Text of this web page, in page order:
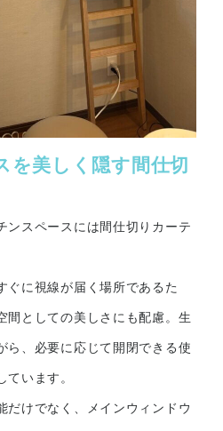
を美しく隠す間仕切
ンスペースには間仕切りカーテ
ぐに視線が届く場所であるた
間としての美しさにも配慮。生
ら、必要に応じて開閉できる使
ています。
だけでなく、メインウィンドウ